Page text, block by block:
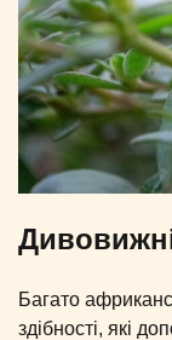
Багато
здібності, які